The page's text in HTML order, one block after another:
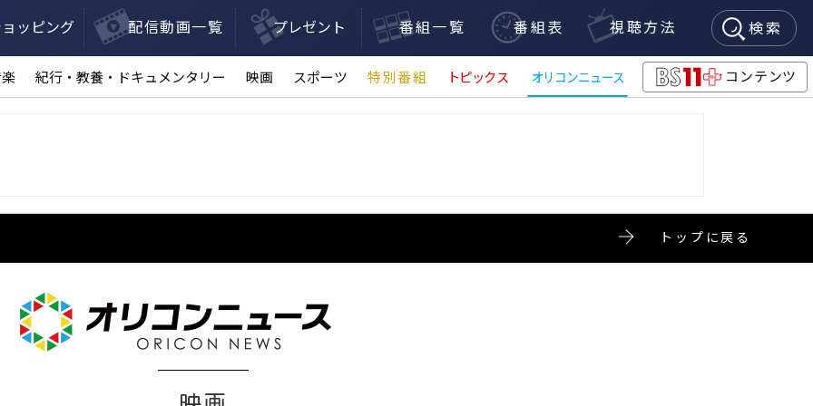
ッピング 配信動画一覧 プレゼント 番組一覧 番組表 視聴方法 検索
紀行・教養・ドキュメンタリー 映画 スポーツ 特別番組 トピックス
オリコンニュース
BS11+
コンテンツ
トップに戻る
オリコンニュース